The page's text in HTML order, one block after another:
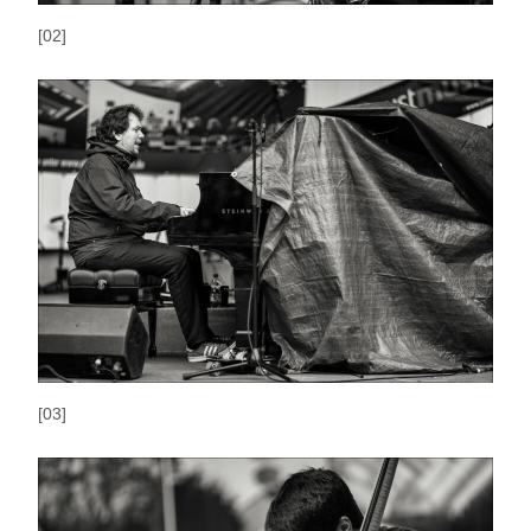
[02]
[03]